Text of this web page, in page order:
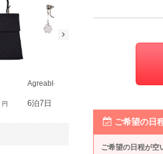
ご希望の日
ご希望の日程が空
円
Agreable
6泊7日